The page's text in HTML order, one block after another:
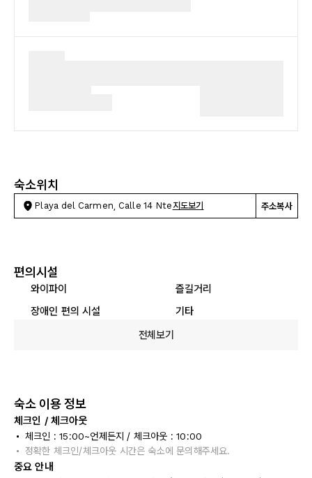
숙소위치
Playa del Carmen, Calle 14 Nte 지도보기 주소복사
편의시설
와이파이
즐길거리
장애인 편의 시설
기타
전체보기
숙소 이용 정보
체크인 / 체크아웃
체크인 : 15:00~언제든지 / 체크아웃 : 10:00
정확한 체크인/체크아웃 시간은 숙소에 문의해주세요.
중요 안내